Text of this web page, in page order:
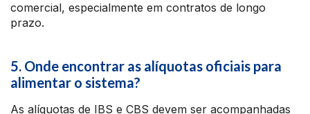
comercial, especialmente em contratos de longo
prazo.
5. Onde encontrar as alíquotas oficiais para
alimentar o sistema?
As alíquotas de IBS e CBS devem ser acompanhadas